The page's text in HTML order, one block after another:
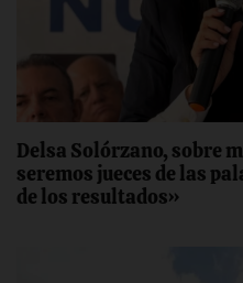
Delsa Solórzano, sobre
seremos jueces de las
de los resultados»